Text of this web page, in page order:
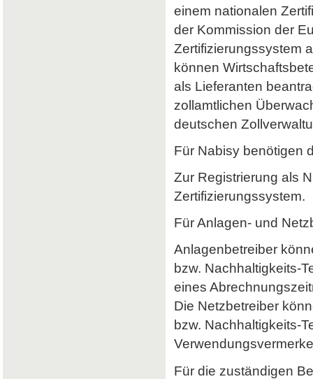
einem nationalen
der Kommission der
Zertifizierungssystem
können
als Lieferanten
zollamtlichen
deutschen
Für Nabisy benötigen
Zur Registrierung als
Zertifizierungssystem.
Für Anlagen- und
Anlagenbetreiber
bzw. Nachhaltigkeits-
eines
Die Netzbetreiber
bzw. Nachhaltigkeits-
Für die zuständigen